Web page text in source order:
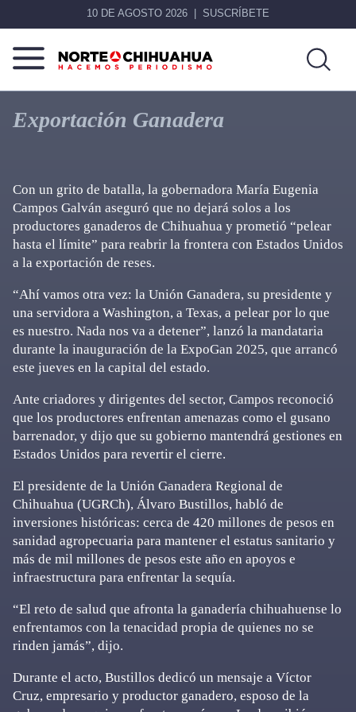
10 DE AGOSTO 2026 SUSCRÍBETE
Norte
De
Chihuahua
Más
que
noticias,
Exportación Ganadera
Con un grito de batalla, la gobernadora María Eugenia
Campos Galván aseguró que no dejará solos a los
productores ganaderos de Chihuahua y prometió “pelear
hasta el límite” para reabrir la frontera con Estados Unidos
a la exportación de reses.
“Ahí vamos otra vez: la Unión Ganadera, su presidente y
una servidora a Washington, a Texas, a pelear por lo que
es nuestro. Nada nos va a detener”, lanzó la mandataria
durante la inauguración de la ExpoGan 2025, que arrancó
este jueves en la capital del estado.
Ante criadores y dirigentes del sector, Campos reconoció
que los productores enfrentan amenazas como el gusano
barrenador, y dijo que su gobierno mantendrá gestiones en
Estados Unidos para revertir el cierre.
El presidente de la Unión Ganadera Regional de
Chihuahua (UGRCh), Álvaro Bustillos, habló de
inversiones históricas: cerca de 420 millones de pesos en
sanidad agropecuaria para mantener el estatus sanitario y
más de mil millones de pesos este año en apoyos e
infraestructura para enfrentar la sequía.
“El reto de salud que afronta la ganadería chihuahuense lo
enfrentamos con la tenacidad propia de quienes no se
rinden jamás”, dijo.
Durante el acto, Bustillos dedicó un mensaje a Víctor
Cruz, empresario y productor ganadero, esposo de la